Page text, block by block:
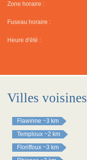
Zone horaire :
Fuseau horaire :
Heure d'été :
Villes voisines
Flawinne ~3 km
Temploux ~2 km
Floriffoux ~3 km